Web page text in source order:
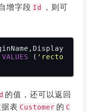
增字段 Id
，则可
VALUES ( 'recto
的值，还可以返回
表 Customer 的 C